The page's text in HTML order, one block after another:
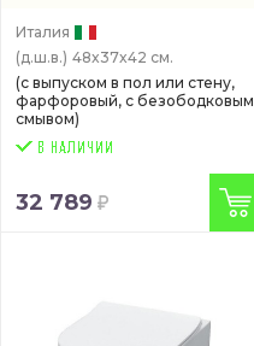
Италия
(д.ш.в.) 48x37x42 см.
(с выпуском в пол или стену,
фарфоровый, с безободковым
смывом)
32 789